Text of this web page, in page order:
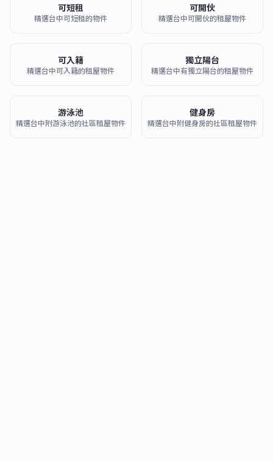
可短租
精選台中可短租的物件
可開伙
精選台中可開伙的租屋物件
可入籍
精選台中可入籍的租屋物件
獨立陽台
精選台中有獨立陽台的租屋物件
游泳池
精選台中附游泳池的社區租屋物件
健身房
精選台中附健身房的社區租屋物件